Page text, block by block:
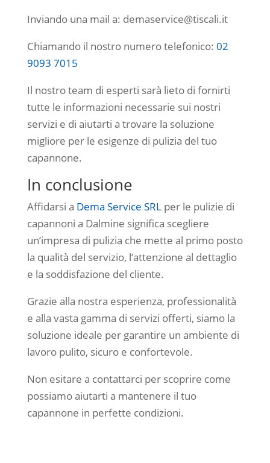
Inviando una mail a: demaservice@tiscali.it
Chiamando il nostro numero telefonico: 02
9093 7015
Il nostro team di esperti sarà lieto di fornirti
tutte le informazioni necessarie sui nostri
servizi e di aiutarti a trovare la soluzione
migliore per le esigenze di pulizia del tuo
capannone.
In conclusione
Affidarsi a Dema Service SRLper le pulizie di
capannoni a Dalmine significa scegliere
un’impresa di pulizia che mette al primo posto
la qualità del servizio, l’attenzione al dettaglio
e la soddisfazione del cliente.
Grazie alla nostra esperienza, professionalità
e alla vasta gamma di servizi offerti, siamo la
soluzione ideale per garantire un ambiente di
lavoro pulito, sicuro e confortevole.
Non esitare a contattarci per scoprire come
possiamo aiutarti a mantenere il tuo
capannone in perfette condizioni.